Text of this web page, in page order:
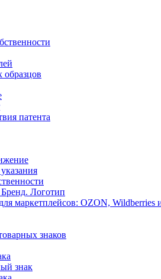
патента
Бренд. Логотип
маркетплейсов: OZON, Wildberries
знаков
знак